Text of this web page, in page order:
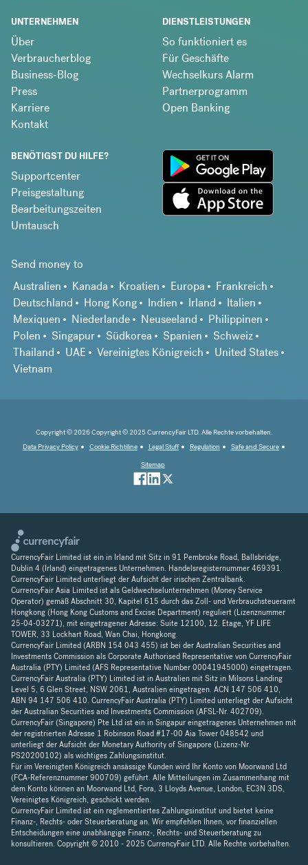
UNTERNEHMEN
Über
Verbraucherblog
Business-Blog
Press
Karriere
Kontakt
DIENSTLEISTUNGEN
So funktioniert es
Für Geschäfte
Wechselkurs Alarm
Partnerprogramm
Open Banking
BENÖTIGST DU HILFE?
Supportcenter
Preisgestaltung
Bearbeitungszeiten
Umtausch
Send money to
Australien
Kanada Kroatien Europa
Frankreich
Deutschland
Hong Kong Indien Irland
Italien
Mexiquen
Niederlande Neuseeland
Philippinen
Polen
Singapur Südkorea Spanien
Schweiz
Thailand
UAE Vereinigtes Königreich
United States
Vietnam
Copyright © 2026 Copyright © 2025 CurrencyFair LTD. Alle Rechte vorbehalten.
Data Privacy Policy
Cookie Richtiline Legal Stuff Regulation
Safe and Secure
Sitemap
CurrencyFair Limited ist ein in Irland mit Sitz in 91 Pembroke Road, Ballsbridge,
Dublin 4 (Irland) eingetragenes Unternehmen. Handelsregisternummer 469391.
CurrencyFair Limited unterliegt der Aufsicht der irischen Zentralbank.
CurrencyFair Asia Limited ist als Geldwechselunternehmen (Money Service
Operator) gemäß Abschnitt 30, Kapitel 615 durch das Zoll- und Verbrauchsteueramt
Hongkong (Hong Kong Customs and Excise Department) reguliert (Lizenznummer
25-04-03271), mit eingetragener Adresse: Suite 12100, 12. Etage, YF LIFE
TOWER, 33 Lockhart Road, Wan Chai, Hongkong.
CurrencyFair Limited (ARBN 154 043 455) ist bei der Australian Securities and
Investments Commission als Corporate Authorised Representative von CurrencyFair
Australia (PTY) Limited (AFS Representative Number 00041945000) eingetragen.
CurrencyFair Australia (PTY) Limited ist in Australien mit Sitz in Milsons Landing
Level 5, 6 Glen Street, NSW 2061, Australien eingetragen. ACN 147 506 410,
ABN 94 147 506 410. CurrencyFair Australia (PTY) Limited unterliegt der Aufsicht
der Australian Securities and Investments Commission (AFSL-Nr. 402709).
CurrencyFair (Singapore) Pte Ltd ist ein in Singapur eingetragenes Unternehmen mit
der registrierten Adresse 1 Robinson Road #17-00 Aia Tower 048542 und
unterliegt der Aufsicht der Monetary Authority of Singapore (Lizenz-Nr.
PS20200102) als wichtiges Zahlungsinstitut.
Für im Vereinigten Königreich ansässige Kunden wird Ihr Konto von Moorwand Ltd
(FCA-Referenznummer 900709) geführt. Alle Mitteilungen im Zusammenhang mit
dem Konto können an Moorwand Ltd, Fora, 3 Lloyds Avenue, London, EC3N 3DS,
Vereinigtes Königreich, geschickt werden.
CurrencyFair Limited ist ein reglementiertes Zahlungsinstitut und bietet keine
Finanz-, Rechts- oder Steuerberatung an. Wir empfehlen Ihnen, vor finanziellen
Entscheidungen eine unabhängige Finanz-, Rechts- und Steuerberatung zu
konsultieren. Copyright © 2010 - 2025 CurrencyFair LTD. Alle Rechte vorbehalten.